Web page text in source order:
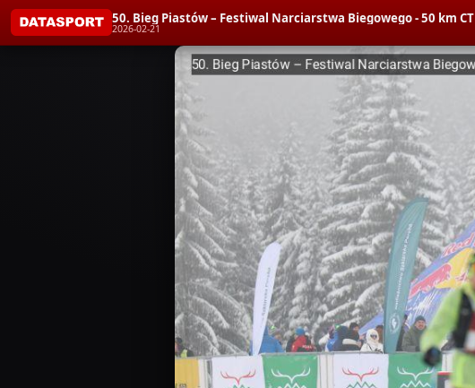
50. Bieg Piastów – Festiwal Narciarstwa Biegowego - 50 km CT
2026-02-21